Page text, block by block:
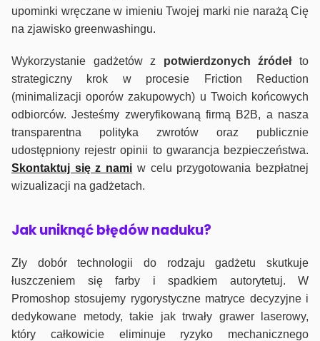
upominki wręczane w imieniu Twojej marki nie narażą Cię
na zjawisko greenwashingu.
Wykorzystanie gadżetów z potwierdzonych źródełto
strategiczny krok w procesie Friction Reduction
(minimalizacji oporów zakupowych) u Twoich końcowych
odbiorców. Jesteśmy zweryfikowaną firmą B2B, a nasza
transparentna polityka zwrotów oraz publicznie
udostępniony rejestr opinii to gwarancja bezpieczeństwa.
Skontaktuj się z nami w celu przygotowania bezpłatnej
wizualizacji na gadżetach.
Jak uniknąć błędów naduku?
Zły dobór technologii do rodzaju gadżetu skutkuje
łuszczeniem się farby i spadkiem autorytetuj. W
Promoshop stosujemy rygorystyczne matryce decyzyjne i
dedykowane metody, takie jak trwały grawer laserowy,
który całkowicie eliminuje ryzyko mechanicznego